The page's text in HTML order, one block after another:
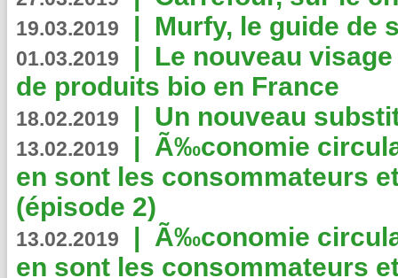
19.03.2019 | Murfy, le guide de
01.03.2019 | Le nouveau
de produits bio en France
18.02.2019 | Un nouveau
13.02.2019 | Ã‰conomie
en sont les consommateurs
(épisode 2)
13.02.2019 | Ã‰conomie
en sont les consommateurs